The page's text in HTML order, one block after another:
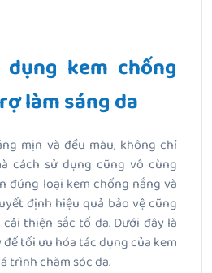
kem chống
làm sáng da
mịn và đều màu, không chỉ
cách sử dụng cũng vô cùng
đúng loại kem chống nắng và
định hiệu quả bảo vệ cũng
thiện sắc tố da. Dưới đây là
tối ưu hóa tác dụng của kem
trình chăm sóc da.